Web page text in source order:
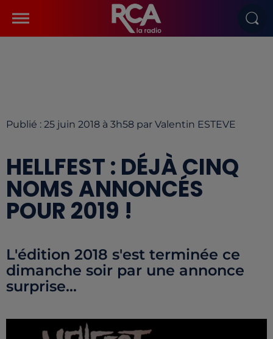
Publié : 25 juin 2018 à 3h58 par Valentin ESTEVE
HELLFEST : DÉJÀ CINQ
NOMS ANNONCÉS
POUR 2019 !
L'édition 2018 s'est terminée ce
dimanche soir par une annonce
surprise...